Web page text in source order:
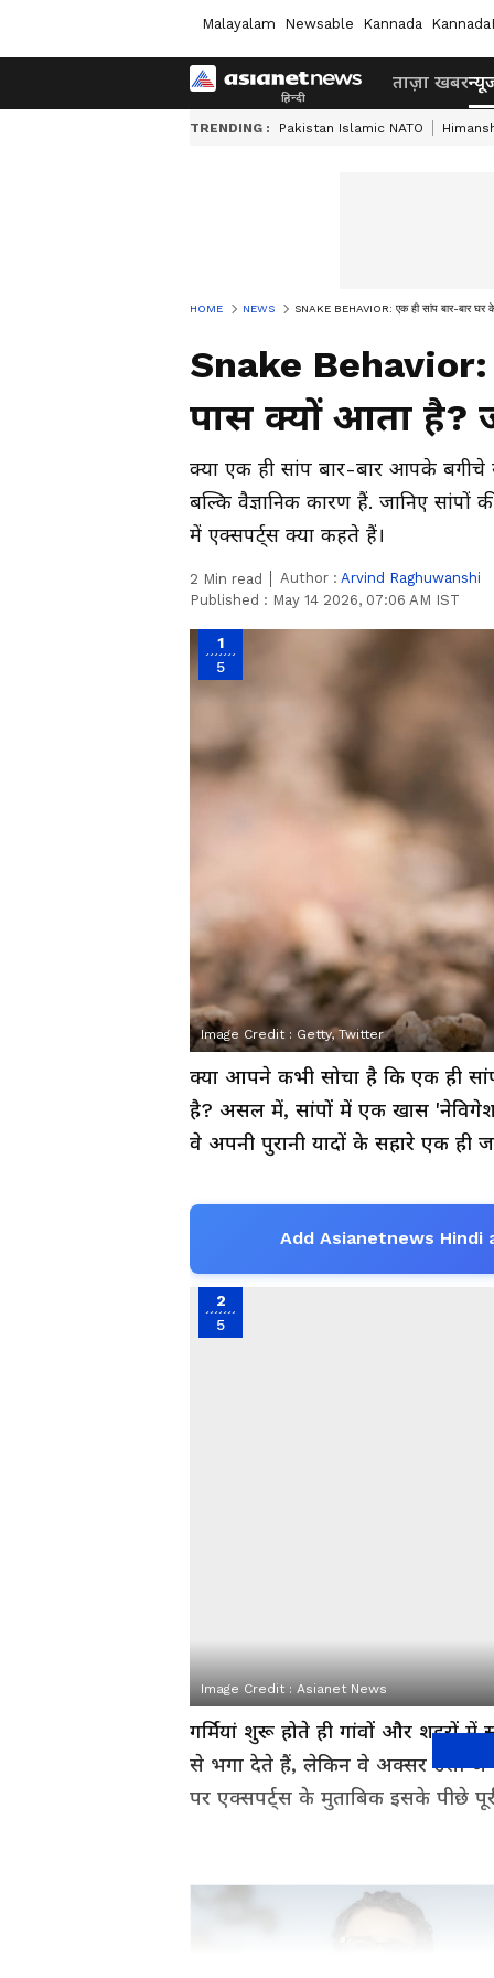
Malayalam Newsable Kannada
ताज़ा खबर
TRENDING : Pakistan Islamic NATO
HOME NEWS SNAKE BEHAVIOR: एक ही सांप बार-बार
Snake Behavior:
पास क्यों आता है?
क्या एक ही सांप बार-बार आपके बगीचे
बल्कि वैज्ञानिक कारण हैं. जानिए
में एक्सपर्ट्स क्या कहते हैं।
2 Min read Author : Arvind Raghuwanshi
Published : May 14 2026, 07:06 AM IST
1
5
Image Credit : Getty, Twitter
क्या आपने कभी सोचा है कि एक ही
है? असल में, सांपों में एक खास
वे अपनी पुरानी यादों के सहारे एक ही
Add Asianetnews Hindi
2
5
Image Credit : Asianet News
गर्मियां शुरू होते ही गांवों और शहरों
से भगा देते हैं, लेकिन वे अक्सर उसी
पर एक्सपर्ट्स के मुताबिक इसके पीछे